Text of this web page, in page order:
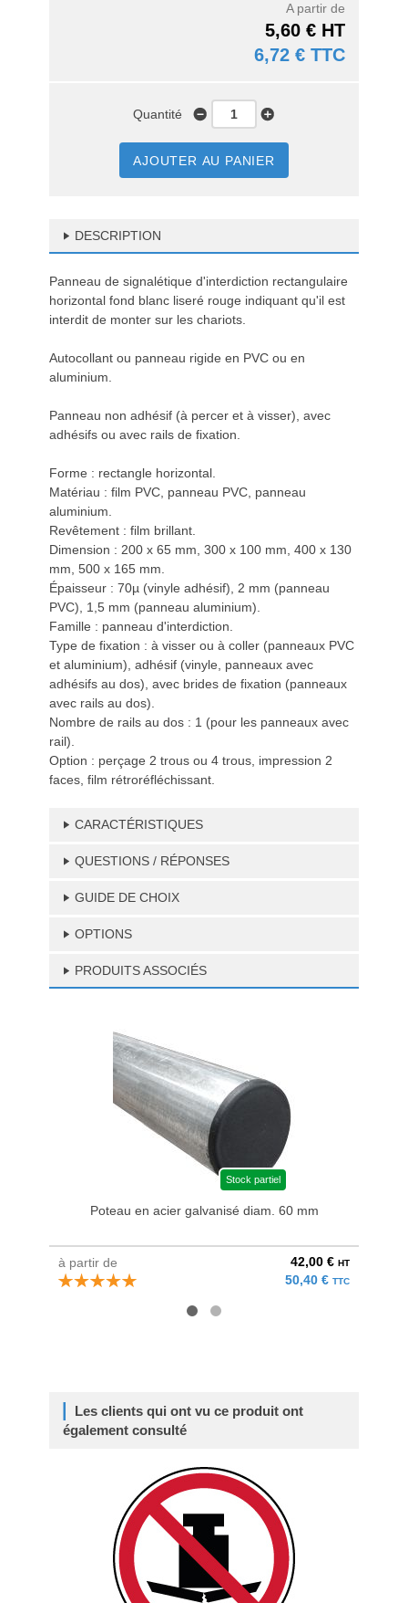
A partir de
5,60 € HT
6,72 € TTC
Quantité
AJOUTER AU PANIER
DESCRIPTION
Panneau de signalétique d'interdiction rectangulaire
horizontal fond blanc liseré rouge indiquant qu'il est
interdit de monter sur les chariots.
Autocollant ou panneau rigide en PVC ou en
aluminium.
Panneau non adhésif (à percer et à visser), avec
adhésifs ou avec rails de fixation.
Forme : rectangle horizontal.
Matériau : film PVC, panneau PVC, panneau
aluminium.
Revêtement : film brillant.
Dimension : 200 x 65 mm, 300 x 100 mm, 400 x 130
mm, 500 x 165 mm.
Épaisseur : 70µ (vinyle adhésif), 2 mm (panneau
PVC), 1,5 mm (panneau aluminium).
Famille : panneau d'interdiction.
Type de fixation : à visser ou à coller (panneaux PVC
et aluminium), adhésif (vinyle, panneaux avec
adhésifs au dos), avec brides de fixation (panneaux
avec rails au dos).
Nombre de rails au dos : 1 (pour les panneaux avec
rail).
Option : perçage 2 trous ou 4 trous, impression 2
faces, film rétroréfléchissant.
CARACTÉRISTIQUES
QUESTIONS / RÉPONSES
GUIDE DE CHOIX
OPTIONS
PRODUITS ASSOCIÉS
Stock partiel
Poteau en acier galvanisé diam. 60 mm
à partir de 42,00 € HT
50,40 € TTC
Les clients qui ont vu ce produit ont
également consulté